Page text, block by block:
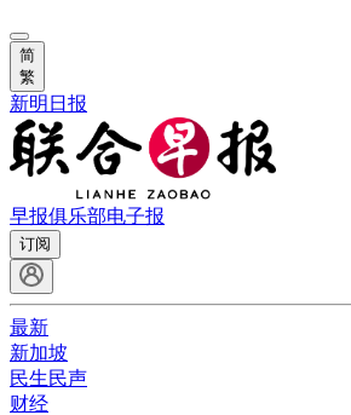
简
繁
新明日报
早报俱乐部电子报
订阅
最新
新加坡
民生民声
财经